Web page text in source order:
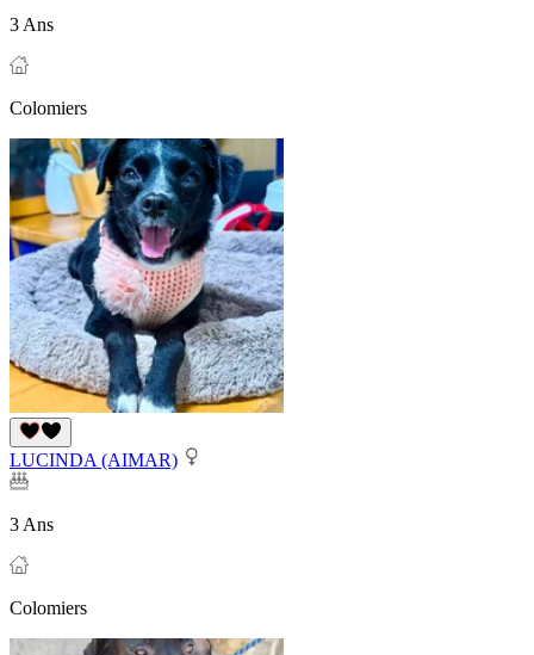
3 Ans
Colomiers
LUCINDA (AIMAR)
3 Ans
Colomiers